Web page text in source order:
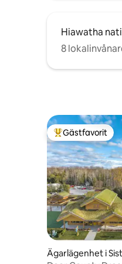
Hiawatha
8
Populär
Gästfavorit
Ägarlägenhet i